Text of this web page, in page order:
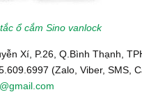
ổ cắm Sino vanlock
Xí, P.26, Q.Bình Thạnh,
(Zalo, Viber, SMS,